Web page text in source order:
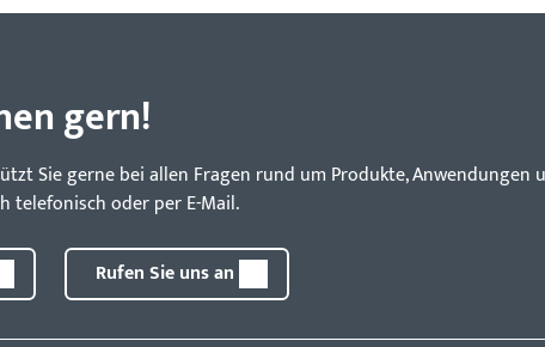
gern!
Sie gerne bei allen Fragen rund um Produkte, Anwendungen
telefonisch oder per E-Mail.
Rufen Sie uns an